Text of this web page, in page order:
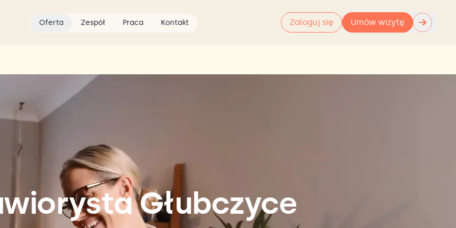
Oferta Zespół Praca Kontakt Zaloguj się Umów wizytę →
Głubczyce